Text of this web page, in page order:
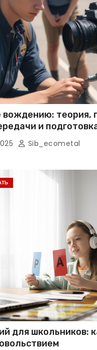
вождению: теория,
и
Sib_ecometal
для школьников: